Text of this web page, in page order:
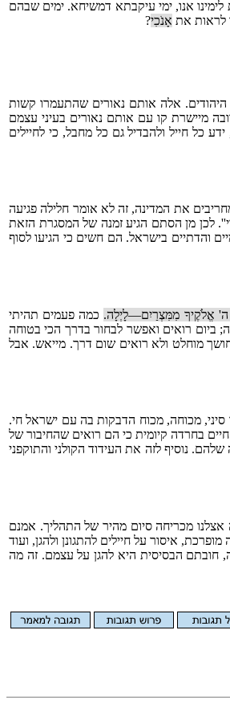
לימינו אנו, ימי עיקבתא דמשיחא. ימים שבהם
לראות את אָנֹכִי?
אלה אותם נאורים שהתעמרו קשות
מיישרת קו עם אותם נאורים בעיני עצמם
כל חייל ולהבדיל גם כל מחבל, כי לחיילים
את המדינה, זה לא אומר חלילה פגיעה
לכן מן הסתם הגיע זמנה של המסגרת הזאת
והדתיים בישראל. הם חשים כי הגיעו לסוף
אֱלֹקֶיךָ מִמִּצְרַיִם—לָיְלָה. כמה פעמים תהיתי
ביום רואים ואפשר לבחור בדרך הכי בטוחה
מוחלט ולא רואים שום דרך. מייאש. אבל
מכוחה, מכוח הדבקות בה עם ישראל חי.
בחרדה קיומית כי הם רואים שהחיבור של
נוסיף לזה את העידוד הקולני והתוקפני
אצלנו מכריחה סיום מהיר של התהליך. אמנם
איסור על חיילים להתגונן ולהגן, ועוד
חובתם הבסיסית היא להגן על עצמם. זה מה